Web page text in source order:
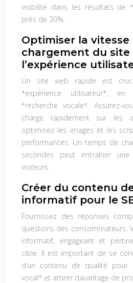
visibilité dans les résultats de
près de 30%.
Optimiser la vitesse
chargement du site
l’expérience
Un site web rapide est
*expérience utilisateur*,
*recherche vocale*. Assurez-
charge rapidement sur les
optimisez les images et les
performances. Un temps de
secondes peut entraîner
visiteurs.
Créer du contenu
informatif pour le
Fournissez des réponses
questions des consommateurs.
informatif, engageant et
cible. Il est important de se
d’un contenu de qualité pour
vocal* et attirer davantage de